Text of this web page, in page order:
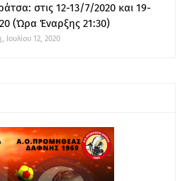
στις 12-13/7/2020 και 19-
(Ώρα Έναρξης 21:30)
Ιουλίου 12, 2020